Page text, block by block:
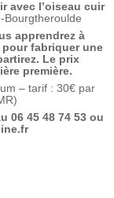
avec l’oiseau cuir
Bourgtheroulde
apprendrez à
fabriquer une
Le prix
première.
– tarif : 30€ par
06 45 48 74 53 ou